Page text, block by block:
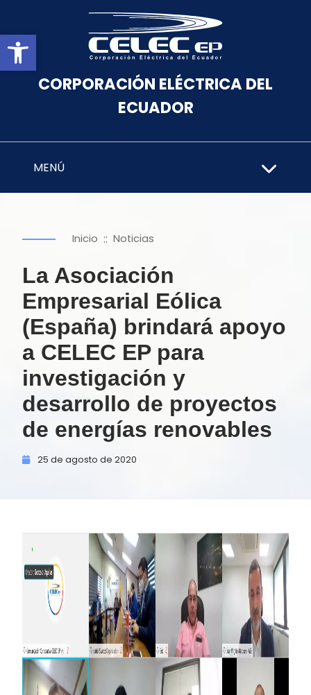
Abrir barra de herramientas
CORPORACIÓN ELÉCTRICA DEL
ECUADOR
MENÚ
Inicio :: Noticias
La Asociación
Empresarial Eólica
(España) brindará apoyo
a CELEC EP para
investigación y
desarrollo de proyectos
de energías renovables
25 de agosto de 2020